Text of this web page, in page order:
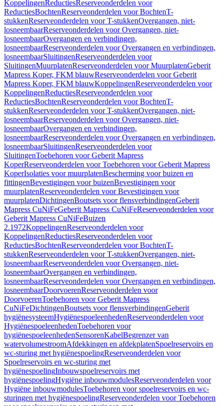
KoppelingenReductiesReserveonderdelen voor
ReductiesBochtenReserveonderdelen voor BochtenT-
stukkenReserveonderdelen voor T-stukkenOvergangen, niet-
losneembaarReserveonderdelen voor Overgangen, niet-
losneembaarOvergangen en verbindingen,
losneembaarReserveonderdelen voor Overgangen en verbindingen,
losneembaarSluitingenReserveonderdelen voor
SluitingenMuurplatenReserveonderdelen voor MuurplatenGeberit
Mapress Koper, FKM blauwReserveonderdelen voor Geberit
Mapress Koper, FKM blauwKoppelingenReserveonderdelen voor
KoppelingenReductiesReserveonderdelen voor
ReductiesBochtenReserveonderdelen voor BochtenT-
stukkenReserveonderdelen voor T-stukkenOvergangen, niet-
losneembaarReserveonderdelen voor Overgangen, niet-
losneembaarOvergangen en verbindingen,
losneembaarReserveonderdelen voor Overgangen en verbindingen,
losneembaarSluitingenReserveonderdelen voor
SluitingenToebehoren voor Geberit Mapress
KoperReserveonderdelen voor Toebehoren voor Geberit Mapress
KoperIsolaties voor muurplatenBescherming voor buizen en
fittingenBevestigingen voor buizenBevestigingen voor
muurplatenReserveonderdelen voor Bevestigingen voor
muurplatenDichtingenBoutsets voor flensverbindingenGeberit
Mapress CuNiFeGeberit Mapress CuNiFeReserveonderdelen voor
Geberit Mapress CuNiFeBuizen
2.1972KoppelingenReserveonderdelen voor
KoppelingenReductiesReserveonderdelen voor
ReductiesBochtenReserveonderdelen voor BochtenT-
stukkenReserveonderdelen voor T-stukkenOvergangen, niet-
losneembaarReserveonderdelen voor Overgangen, niet-
losneembaarOvergangen en verbindingen,
losneembaarReserveonderdelen voor Overgangen en verbindingen,
losneembaarDoorvoerenReserveonderdelen voor
DoorvoerenToebehoren voor Geberit Mapress
CuNiFeDichtingenBoutsets voor flensverbindingenGeberit
hygiënesysteemHygiënespoeleenhedenReserveonderdelen voor
HygiënespoeleenhedenToebehoren voor
hygiënespoeleenhedenSensorenKabelBegrenzer van
watervolumestroomAfdekkingen en afdekplatenSpoelreservoirs en
wc-sturing met hygiënespoelingReserveonderdelen voor
Spoelreservoirs en wc-sturing met
hygiënespoelingInbouwspoelreservoirs met
hygiënespoelingHygiëne inbouwmodulesReserveonderdelen voor
Hygiëne inbouwmodulesToebehoren voor spoelreservoirs en wc-
sturingen met hygiënespoelingReserveonderdelen voor Toebehoren